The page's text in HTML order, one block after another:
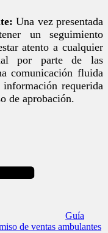
Una vez presentada
un seguimiento
atento a cualquier
por parte de las
comunicación fluida
requerida
de aprobación.
Guía
de ventas ambulantes